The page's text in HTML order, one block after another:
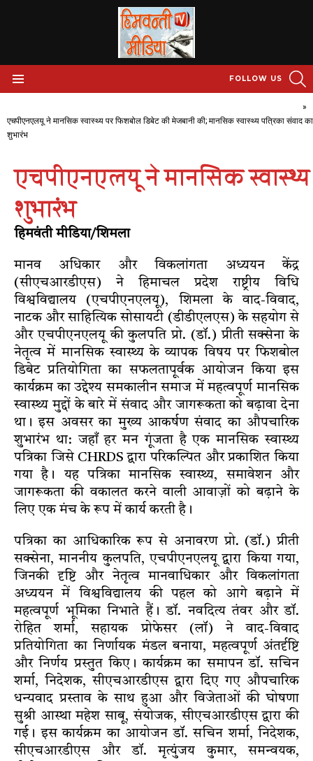
FOLLOW US
»
एचपीएनएलयू ने मानसिक स्वास्थ्य पर फिशबोल डिबेट की मेजबानी की; मानसिक स्वास्थ्य पत्रिका संवाद
शुभारंभ
एचपीएनएलयू ने मानसिक
शुभारंभ
हिमवंती मीडिया/शिमला
मानव अधिकार और विकलांगता अध्ययन केंद्र
(सीएचआरडीएस) ने हिमाचल प्रदेश राष्ट्रीय विधि
विश्वविद्यालय (एचपीएनएलयू), शिमला के वाद-विवाद,
नाटक और साहित्यिक सोसायटी (डीडीएलएस) के सहयोग से
और एचपीएनएलयू की कुलपति प्रो. (डॉ.) प्रीती सक्सेना के
नेतृत्व में मानसिक स्वास्थ्य के व्यापक विषय पर फिशबोल
डिबेट प्रतियोगिता का सफलतापूर्वक आयोजन किया इस
कार्यक्रम का उद्देश्य समकालीन समाज में महत्वपूर्ण मानसिक
स्वास्थ्य मुद्दों के बारे में संवाद और जागरूकता को बढ़ावा देना
था। इस अवसर का मुख्य आकर्षण संवाद का औपचारिक
शुभारंभ था: जहाँ हर मन गूंजता है एक मानसिक स्वास्थ्य
पत्रिका जिसे CHRDS द्वारा परिकल्पित और प्रकाशित किया
गया है। यह पत्रिका मानसिक स्वास्थ्य, समावेशन और
जागरूकता की वकालत करने वाली आवाज़ों को बढ़ाने के
लिए एक मंच के रूप में कार्य करती है।
पत्रिका का आधिकारिक रूप से अनावरण प्रो. (डॉ.) प्रीती
सक्सेना, माननीय कुलपति, एचपीएनएलयू द्वारा किया गया,
जिनकी दृष्टि और नेतृत्व मानवाधिकार और विकलांगता
अध्ययन में विश्वविद्यालय की पहल को आगे बढ़ाने में
महत्वपूर्ण भूमिका निभाते हैं। डॉ. नवदित्य तंवर और डॉ.
रोहित शर्मा, सहायक प्रोफेसर (लॉ) ने वाद-विवाद
प्रतियोगिता का निर्णायक मंडल बनाया, महत्वपूर्ण अंतर्दृष्टि
और निर्णय प्रस्तुत किए। कार्यक्रम का समापन डॉ. सचिन
शर्मा, निदेशक, सीएचआरडीएस द्वारा दिए गए औपचारिक
धन्यवाद प्रस्ताव के साथ हुआ और विजेताओं की घोषणा
सुश्री आस्था महेश साबू, संयोजक, सीएचआरडीएस द्वारा की
गई। इस कार्यक्रम का आयोजन डॉ. सचिन शर्मा, निदेशक,
सीएचआरडीएस और डॉ. मृत्युंजय कुमार, समन्वयक,